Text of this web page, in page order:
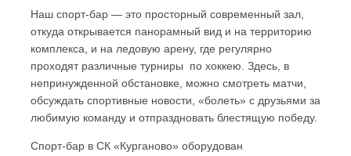
Наш спорт-бар — это просторный современный зал,
откуда открывается панорамный вид и на территорию
комплекса, и на ледовую арену, где регулярно
проходят различные турниры по хоккею. Здесь, в
непринужденной обстановке, можно смотреть матчи,
обсуждать спортивные новости, «болеть» с друзьями за
любимую команду и отпраздновать блестящую победу.
Спорт-бар в СК «Курганово» оборудован